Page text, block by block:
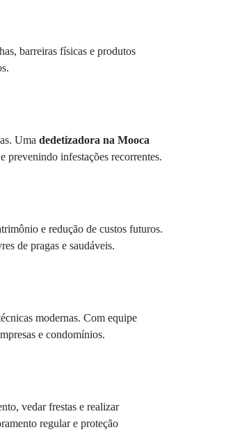
barreiras físicas e produtos
Uma dedetizadora na Mooca
prevenindo infestações recorrentes.
e redução de custos futuros.
de pragas e saudáveis.
modernas. Com equipe
e condomínios.
vedar frestas e realizar
regular e proteção